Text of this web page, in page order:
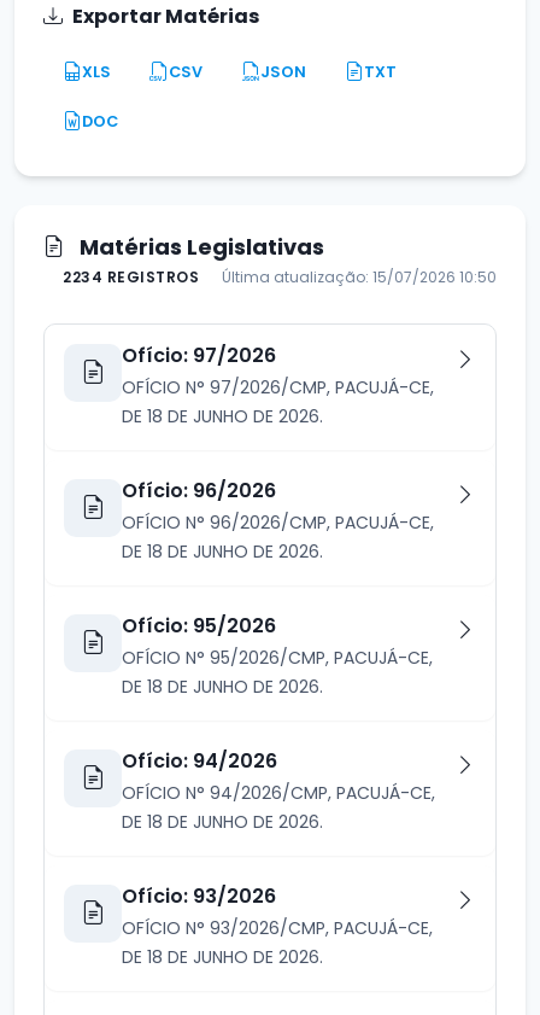
Exportar Matérias
XLS CSV JSON TXT
DOC
Matérias Legislativas
2234 REGISTROS Última atualização: 15/07/2026 10:50
Ofício: 97/2026
OFÍCIO N° 97/2026/CMP, PACUJÁ-CE,
DE 18 DE JUNHO DE 2026.
Ofício: 96/2026
OFÍCIO N° 96/2026/CMP, PACUJÁ-CE,
DE 18 DE JUNHO DE 2026.
Ofício: 95/2026
OFÍCIO N° 95/2026/CMP, PACUJÁ-CE,
DE 18 DE JUNHO DE 2026.
Ofício: 94/2026
OFÍCIO N° 94/2026/CMP, PACUJÁ-CE,
DE 18 DE JUNHO DE 2026.
Ofício: 93/2026
OFÍCIO N° 93/2026/CMP, PACUJÁ-CE,
DE 18 DE JUNHO DE 2026.